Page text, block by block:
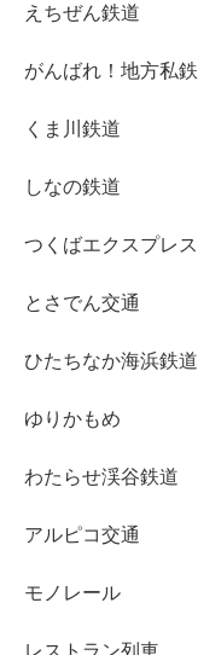
えちぜん鉄道
がんばれ！地方私鉄
くま川鉄道
しなの鉄道
つくばエクスプレス
とさでん交通
ひたちなか海浜鉄道
ゆりかもめ
わたらせ渓谷鉄道
アルピコ交通
モノレール
レストラン列車